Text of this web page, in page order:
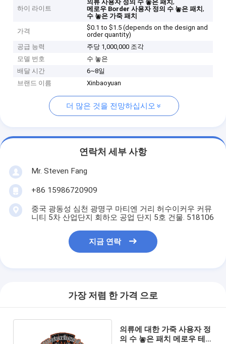
하이 라이트
의류 사용자 정의 수 놓은 패치
메로우 Border 사용자 정의 수 놓은 패치,
수 놓은 가죽 패치
가격
$0.1 to $1.5 (depends on the design and
order quantity)
공급 능력
주당 1,000,000 조각
모델 번호
수 놓은
배달 시간
6~8일
브랜드 이름
Xinbaoyuan
더 많은 것을 전망하십시오
연락처 세부 사항
Mr. Steven Fang
+86 15986720909
중국 광동성 심천 광명구 마티엔 거리 허수이커우 커뮤
니티 5차 산업단지 회하오 공업 단지 5호 건물. 518106
지금 연락
가장 저렴 한 가격 으로
의류에 대한 가죽 사용자 정
의 수 놓은 패치 메로우 테